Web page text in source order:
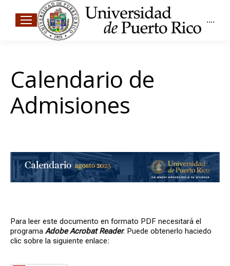
....
Calendario de
Admisiones
Para leer este documento en formato PDF necesitará el
programa Adobe Acrobat Reader. Puede obtenerlo haciedo
clic sobre la siguiente enlace: